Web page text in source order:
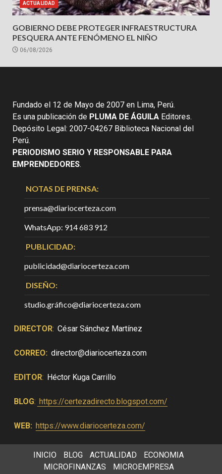
ACTUALIDAD
GOBIERNO DEBE PROTEGER INFRAESTRUCTURA
PESQUERA ANTE FENÓMENO EL NIÑO
06/08/2026
Fundado el 12 de Mayo de 2007 en Lima, Perú.
Es una publicación de PLUMA DE ÁGUILA Editores.
Depósito Legal: 2007-04267 Biblioteca Nacional del
Perú.
PERIODISMO SERIO Y RESPONSABLE PARA
EMPRENDEDORES.
NOTAS DE PRENSA:
prensa@diariocerteza.com
WhatsApp: 914 683 912
PUBLICIDAD:
publicidad@diariocerteza.com
DISEÑO:
studio.gráfico@diariocerteza.com
DIRECTOR: César Sánchez Martínez
CORREO: director@diariocerteza.com
EDITOR: Héctor Kuga Carrillo
BLOG: https://certezadirecto.blogspot.com/
WEB: https://www.diariocerteza.com/
INICIO BLOG ACTUALIDAD
ECONOMIA
MICROFINANZAS
MICROEMPRESA